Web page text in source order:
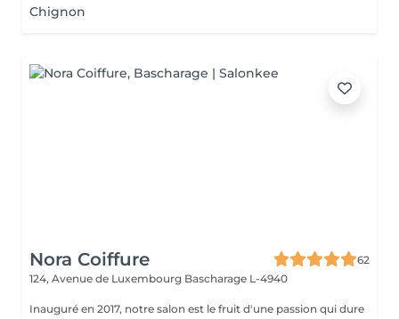
Chignon
Nora Coiffure
62
124, Avenue de Luxembourg Bascharage L-4940
Inauguré en 2017, notre salon est le fruit d'une passion qui dure